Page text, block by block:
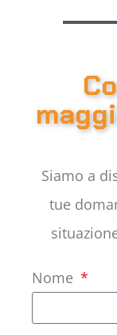
Siamo a
tue
Nome